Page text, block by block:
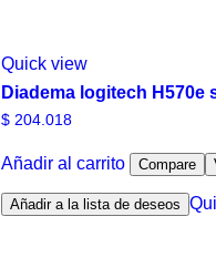
Quick view
Diadema logitech H570e
$204.018
Añadir al carrito Compare
Añadir a la lista de deseos